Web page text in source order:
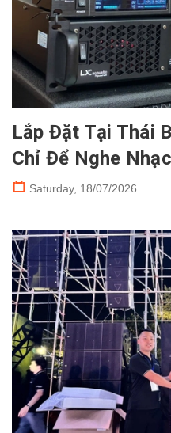
Lắp Đặt Tại Thái
Chỉ Để Nghe
Saturday, 18/07/2026